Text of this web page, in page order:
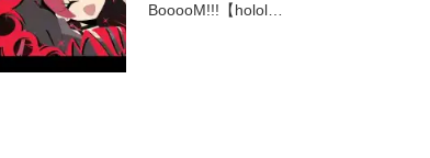
BooooM!!!【holol…